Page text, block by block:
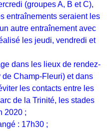
(groupes A, B et C),
entraînements seraient les
autre entraînement avec
les jeudi, vendredi et
dans les lieux de rendez-
Champ-Fleuri) et dans
les contacts entre les
de la Trinité, les stades
2020 ;
: 17h30 ;